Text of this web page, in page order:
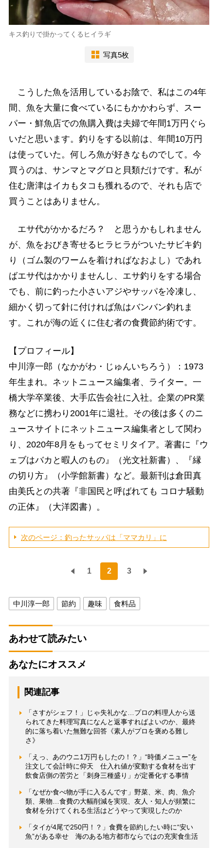
キス釣りで掛かってくるヒイラギ
写真5枚
こうした魚を活用しているお陰で、私はこの4年
間、魚を大量に食べているにもかかわらず、スー
パー・鮮魚店での魚購入費は夫婦で年間1万円ぐら
いだと思います。釣りをする以前は、年間10万円
は使っていた。何しろ魚が好きなものでして。今
買うのは、サンマとマグロと貝類だけです。私が
住む唐津はイカもタコも獲れるので、それも店で
買うことはありません。
エサ代がかかるだろ？ と思うかもしれません
が、魚をおびき寄せるヒラヒラがついたサビキ釣
り（ゴム製のワームを着ければなおよし）であれ
ばエサ代はかかりませんし、エサ釣りをする場合
でも、前に釣った小さいアジやサッパを冷凍し、
細かく切って針に付ければ魚はバンバン釣れま
す。これが海の近くに住む者の食費節約術です。
【プロフィール】
中川淳一郎（なかがわ・じゅんいちろう）：1973
年生まれ。ネットニュース編集者、ライター。一
橋大学卒業後、大手広告会社に入社。企業のPR業
務などに携わり2001年に退社。その後は多くのニ
ュースサイトにネットニュース編集者として関わ
り、2020年8月をもってセミリタイア。著書に『ウ
ェブはバカと暇人のもの』（光文社新書）、『縁
の切り方』（小学館新書）など。最新刊は倉田真
由美氏との共著『非国民と呼ばれても コロナ騒動
の正体』（大洋図書）。
次のページ：釣ったサッパは「ママカリ」に
1 2 3
中川淳一郎 節約 趣味 食料品
あわせて読みたい
あなたにオススメ
関連記事
「さすがシェフ！」じゃ失礼かな…プロの料理人から送
られてきた料理写真になんと返事すればよいのか、最終
的に落ち着いた無難な回答《素人がプロを褒める難し
さ》
「えっ、あのウニ1万円もしたの！？」“時価メニュー”を
注文して会計時に仰天 仕入れ値が変動する食材を出す
飲食店側の苦労と「刺身三種盛り」が定番化する事情
「なぜか食べ物が手に入るんです」野菜、米、肉、魚介
類、果物…食費の大幅削減を実現、友人・知人が頻繁に
食材を分けてくれる生活はどうやって実現したのか
「タイが4尾で250円！？」食費を節約したい時に“安い
魚”がある幸せ 海のある地方都市ならではの充実食生活